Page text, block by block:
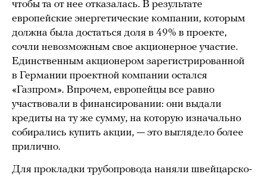
чтобы та от нее отказалась. В результате
европейские энергетические компании, которым
должна была достаться доля в 49% в проекте,
сочли невозможным свое акционерное участие.
Единственным акционером зарегистрированной
в Германии проектной компании остался
«Газпром». Впрочем, европейцы все равно
участвовали в финансировании: они выдали
кредиты на ту же сумму, на которую изначально
собирались купить акции, — это выглядело более
прилично.
Для прокладки трубопровода наняли швейцарско-